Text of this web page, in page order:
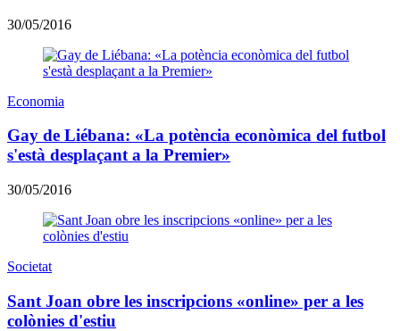
30/05/2016
Economia
Gay de Liébana: «La potència econòmica del futbol
s'està desplaçant a la Premier»
30/05/2016
Societat
Sant Joan obre les inscripcions «online» per a les
colònies d'estiu